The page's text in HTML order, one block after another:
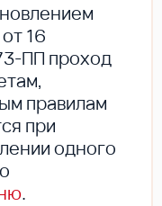
16
ПП проход
правилам
при
одного
.